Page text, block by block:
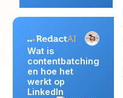
Wat is
contentbatching
en hoe het
werkt op
LinkedIn